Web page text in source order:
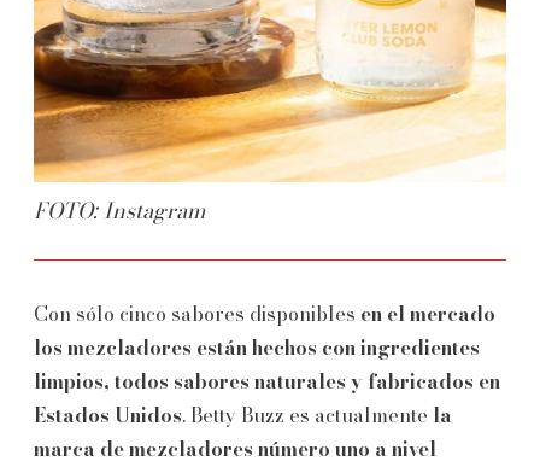
FOTO: Instagram
Con sólo cinco sabores disponibles en el mercado
los mezcladores están hechos con ingredientes
limpios, todos sabores naturales y fabricados en
Estados Unidos. Betty Buzz es actualmente la
marca de mezcladores número uno a nivel